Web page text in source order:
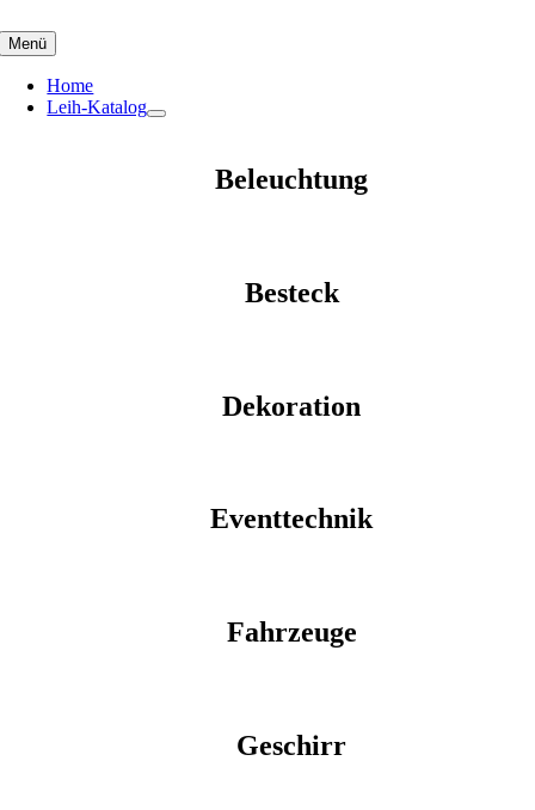
to
content
Menü
Home
Leih-Katalog
Beleuchtung
Besteck
Dekoration
Eventtechnik
Fahrzeuge
Geschirr